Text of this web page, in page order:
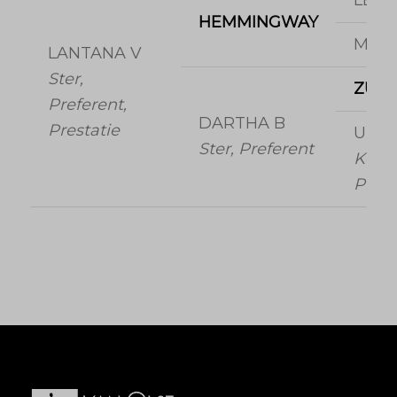
LANTANA V
Ster,
Preferent,
Prestatie
HEMMINGWAY
DARTHA B
Ster, Preferent
Keur,